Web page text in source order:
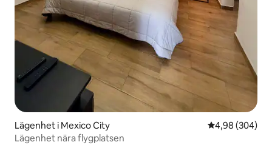
Lägenhet i Mexico City 4,98 av 5 i
4,98 (304)
Lägenhet nära flygplatsen